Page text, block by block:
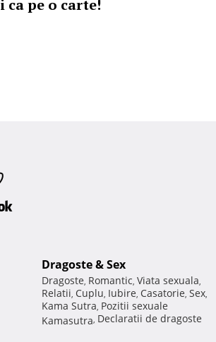
ca pe o carte!
Dragoste & Sex
Dragoste, Romantic, Viata sexuala,
Relatii, Cuplu, Iubire, Casatorie, Sex,
Kama Sutra, Pozitii sexuale
Kamasutra, Declaratii de dragoste